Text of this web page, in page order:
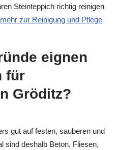
Steinteppich richtig reinigen
zur Reinigung und Pflege
eignen
für
Gröditz?
gut auf festen, sauberen und
sind deshalb Beton, Fliesen,